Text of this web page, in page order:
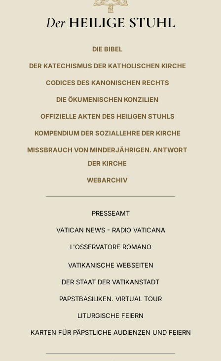
Der HEILIGE STUHL
DIE BIBEL
DER KATECHISMUS DER KATHOLISCHEN KIRCHE
CODICES DES KANONISCHEN RECHTS
DIE ÖKUMENISCHEN KONZILIEN
OFFIZIELLE AKTEN DES HEILIGEN STUHLS
KOMPENDIUM DER SOZIALLEHRE DER KIRCHE
MISSBRAUCH VON MINDERJÄHRIGEN. ANTWORT
DER KIRCHE
WEBARCHIV
PRESSEAMT
VATICAN NEWS - RADIO VATICANA
L'OSSERVATORE ROMANO
VATIKANISCHE WEBSEITEN
DER STAAT DER VATIKANSTADT
PAPSTBASILIKEN. VIRTUAL TOUR
LITURGISCHE FEIERN
KARTEN FÜR PÄPSTLICHE AUDIENZEN UND FEIERN